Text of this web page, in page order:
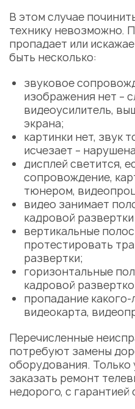
В этом случае
технику невозможно.
пропадает или
быть несколько:
звуковое
изображения нет –
видеоусилитель,
экрана;
картинки нет, звук
исчезает –
дисплей светится,
сопровождение,
тюнером,
видео занимает
кадровой
вертикальные
протестировать
развертки;
горизонтальные
кадровой
пропадание
видеокарта,
Перечисленные
потребуют замены
оборудования. Только
заказать ремонт
недорого, с гарантией